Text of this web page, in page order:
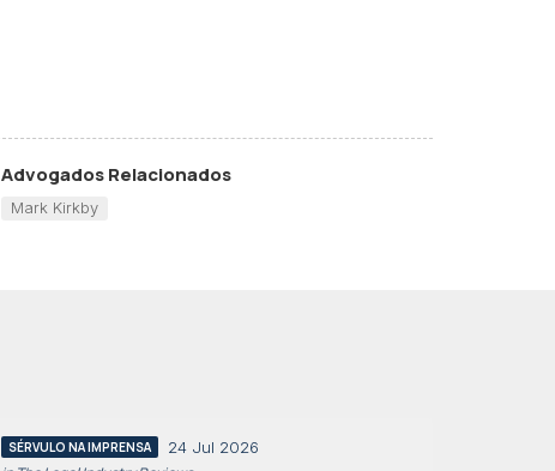
Advogados Relacionados
Mark Kirkby
SÉRVULO NA IMPRENSA 24 Jul 2026